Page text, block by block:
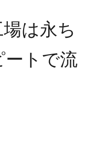
は永ち
ートで流